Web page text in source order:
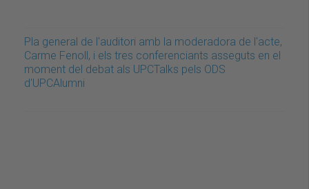
Pla general de l'auditori amb la moderadora de l'acte,
Carme Fenoll, i els tres conferenciants asseguts en el
moment del debat als UPCTalks pels ODS
d'UPCAlumni